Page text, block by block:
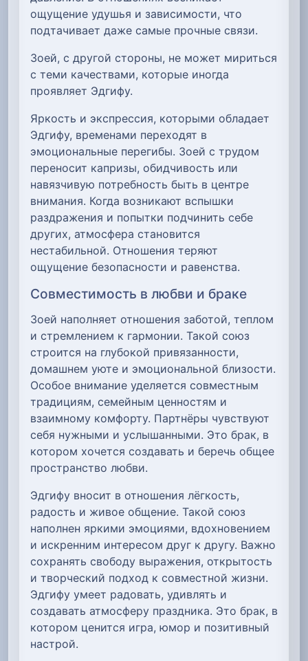
ощущение удушья и зависимости, что
подтачивает даже самые прочные связи.
Зоей, с другой стороны, не может мириться
с теми качествами, которые иногда
проявляет Эдгифу.
Яркость и экспрессия, которыми обладает
Эдгифу, временами переходят в
эмоциональные перегибы. Зоей с трудом
переносит капризы, обидчивость или
навязчивую потребность быть в центре
внимания. Когда возникают вспышки
раздражения и попытки подчинить себе
других, атмосфера становится
нестабильной. Отношения теряют
ощущение безопасности и равенства.
Совместимость в любви и браке
Зоей наполняет отношения заботой, теплом
и стремлением к гармонии. Такой союз
строится на глубокой привязанности,
домашнем уюте и эмоциональной близости.
Особое внимание уделяется совместным
традициям, семейным ценностям и
взаимному комфорту. Партнёры чувствуют
себя нужными и услышанными. Это брак, в
котором хочется создавать и беречь общее
пространство любви.
Эдгифу вносит в отношения лёгкость,
радость и живое общение. Такой союз
наполнен яркими эмоциями, вдохновением
и искренним интересом друг к другу. Важно
сохранять свободу выражения, открытость
и творческий подход к совместной жизни.
Эдгифу умеет радовать, удивлять и
создавать атмосферу праздника. Это брак, в
котором ценится игра, юмор и позитивный
настрой.